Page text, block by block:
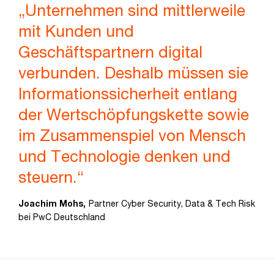
„Unternehmen sind mittlerweile
mit Kunden und
Geschäftspartnern digital
verbunden. Deshalb müssen sie
Informationssicherheit entlang
der Wertschöpfungskette sowie
im Zusammenspiel von Mensch
und Technologie denken und
steuern.“
Joachim Mohs, Partner Cyber Security, Data & Tech Risk
bei PwC Deutschland